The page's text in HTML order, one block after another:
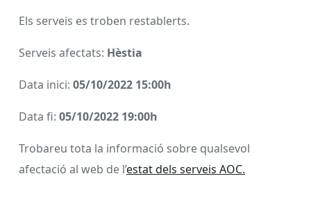
Els serveis es troben restablerts.
Serveis afectats: Hèstia
Data inici: 05/10/2022 15:00h
Data fi: 05/10/2022 19:00h
Trobareu tota la informació sobre qualsevol
afectació al web de l’estat dels serveis AOC.